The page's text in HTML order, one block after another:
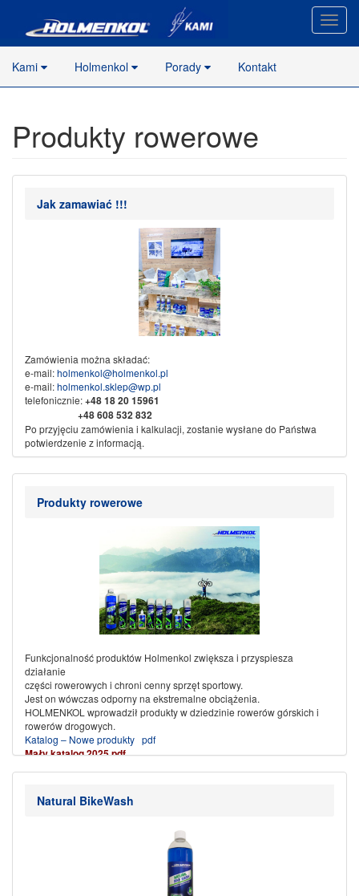
strony
Kami
Holmenkol Porady Kontakt
Produkty rowerowe
Jak zamawiać !!!
Zamówienia można składać:
e-mail:holmenkol@holmenkol.pl
e-mail:holmenkol.sklep@wp.pl
telefonicznie:+4818 20 15961
+48 608 532 832
Po przyjęciu zamówienia i kalkulacji, zostanie wysłane do Państwa
potwierdzenie z informacją.
Nikliński Jacek Export Import
71 1600 1042 0002 0142 3523 3001
Produkty rowerowe
Funkcjonalność produktów Holmenkol zwiększa i przyspiesza
działanie
części rowerowych i chroni cenny sprzęt sportowy.
Jest on wówczas odporny na ekstremalne obciążenia.
HOLMENKOL wprowadził produkty w dziedzinie rowerów górskich i
rowerów drogowych.
Katalog – Nowe produkty pdf
Mały katalog 2025 pdf
.(więcej…)
Natural BikeWash